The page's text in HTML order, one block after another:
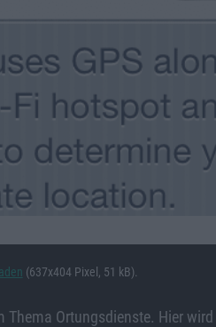
(637x404 Pixel, 51 kB).
Ortungsdienste. Hier